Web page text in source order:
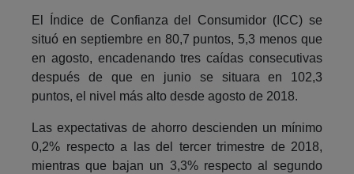
El Índice de Confianza del Consumidor (ICC) se
situó en septiembre en 80,7 puntos, 5,3 menos que
en agosto, encadenando tres caídas consecutivas
después de que en junio se situara en 102,3
puntos, el nivel más alto desde agosto de 2018.
Las expectativas de ahorro descienden un mínimo
0,2% respecto a las del tercer trimestre de 2018,
mientras que bajan un 3,3% respecto al segundo